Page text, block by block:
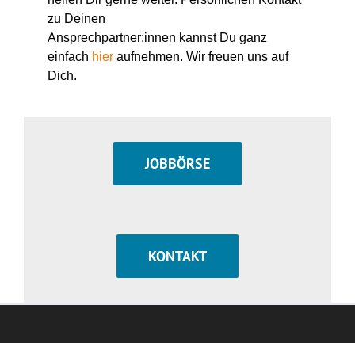
zu Deinen
Ansprechpartner:innen kannst Du ganz
einfach hier aufnehmen. Wir freuen uns auf
Dich.
JOBBÖRSE
KONTAKT